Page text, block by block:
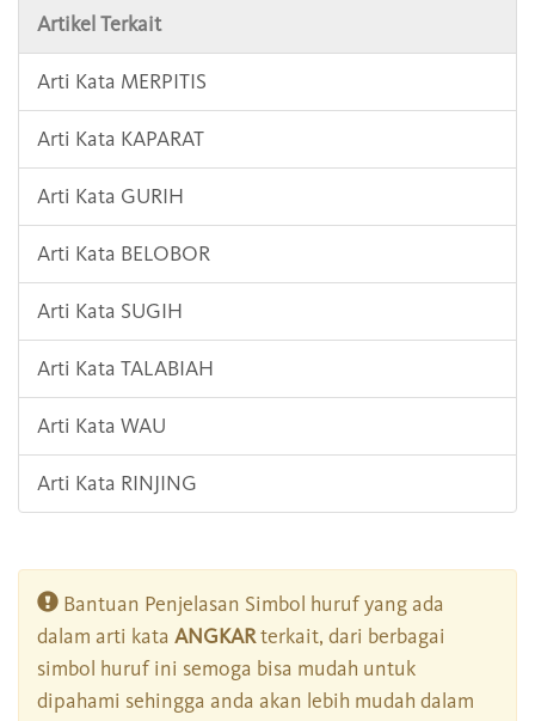
Artikel Terkait
Arti Kata MERPITIS
Arti Kata KAPARAT
Arti Kata GURIH
Arti Kata BELOBOR
Arti Kata SUGIH
Arti Kata TALABIAH
Arti Kata WAU
Arti Kata RINJING
Bantuan Penjelasan Simbol huruf yang ada
dalam arti kata ANGKARterkait, dari berbagai
simbol huruf ini semoga bisa mudah untuk
dipahami sehingga anda akan lebih mudah dalam